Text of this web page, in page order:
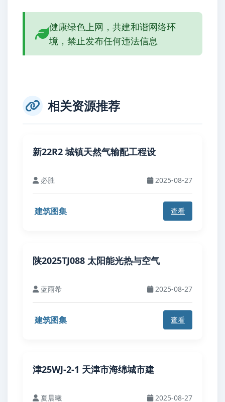
健康绿色上网，共建和谐网络环
境，禁止发布任何违法信息
相关资源推荐
新22R2 城镇天然气输配工程设
必胜 2025-08-27
建筑图集 查看
陕2025TJ088 太阳能光热与空气
蓝雨希 2025-08-27
建筑图集 查看
津25WJ-2-1 天津市海绵城市建
夏晨曦 2025-08-27